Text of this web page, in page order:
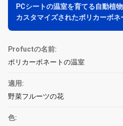
PCシートの温室を育てる自動植物
カスタマイズされたポリカーボ
Profuctの名前:
ポリカーボネートの温室
適用:
野菜フルーツの花
色: